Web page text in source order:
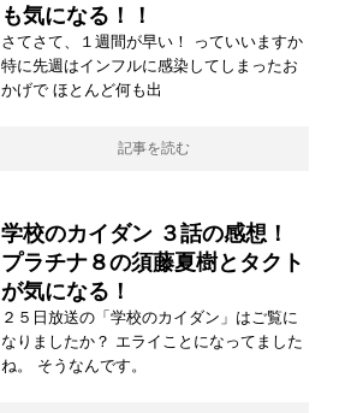
も気になる！！
さてさて、１週間が早い！ っていいますか
特に先週はインフルに感染してしまったお
かげで ほとんど何も出
記事を読む
学校のカイダン ３話の感想！
プラチナ８の須藤夏樹とタクト
が気になる！
２５日放送の「学校のカイダン」はご覧に
なりましたか？ エライことになってました
ね。 そうなんです。